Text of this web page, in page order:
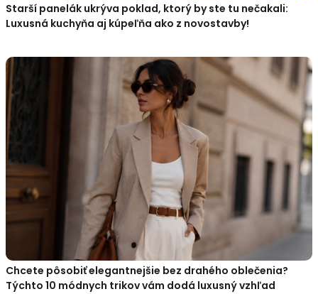
Starší panelák ukrýva poklad, ktorý by ste tu nečakali:
Luxusná kuchyňa aj kúpeľňa ako z novostavby!
Chcete pôsobiť elegantnejšie bez drahého oblečenia?
Týchto 10 módnych trikov vám dodá luxusný vzhľad